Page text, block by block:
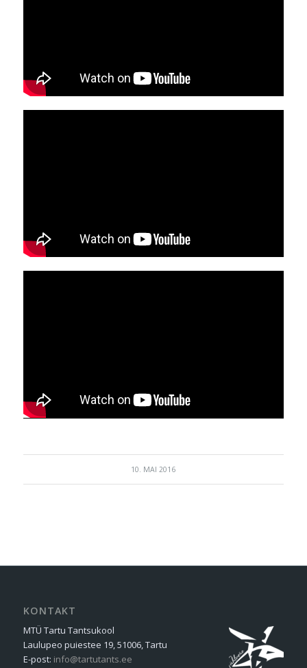
10. MAI 2016
KONTAKT
MTÜ Tartu Tantsukool
Laulupeo puiestee 19, 51006, Tartu
E-post: info@tartutants.ee